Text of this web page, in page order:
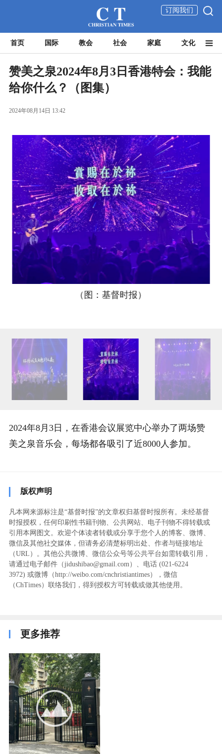
订阅我们
首页 国际 教会 社会 家庭 文化
赞美之泉2024年8月3日香港特会：我能
给你什么？（图集）
2024年08月14日 13:42
（图：基督时报）
2024年8月3日，在香港会议展览中心举办了两场赞
美之泉音乐会，每场都各吸引了近8000人参加。
版权声明
凡本网来源标注是“基督时报”的文章权归基督时报所有。未经基督
时报授权，任何印刷性书籍刊物、公共网站、电子刊物不得转载或
引用本网图文。欢迎个体读者转载或分享于您个人的博客、微博、
微信及其他社交媒体，但请务必清楚标明出处、作者与链接地址
（URL）。其他公共微博、微信公众号等公共平台如需转载引用，
请通过电子邮件（jidushibao@gmail.com）、电话 (021-6224
3972) ‬或微博（http://weibo.com/cnchristiantimes），微信
（ChTimes）联络我们，得到授权方可转载或做其他使用。
更多推荐